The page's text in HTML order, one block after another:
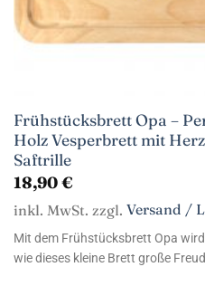
Frühstücksbrett Opa –
Holz Vesperbrett mit
Saftrille
18,90€
inkl. MwSt. zzgl. Versand /
Mit dem Frühstücksbrett Opa
wie dieses kleine Brett große